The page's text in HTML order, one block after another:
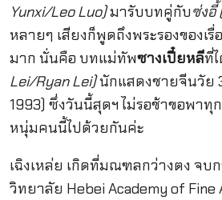
Yunxi/Leo Luo)มารับบทคู่กับซ่งอี้
หลายๆ เสียงก็พูดถึงพระรองของเรื่
มาก นั่นคือ บทแม่ทัพซางเปี๋ยหลีที่
Lei/Ryan Lei)นักแสดงชายจีนวัย
1993) ซึ่งวันนี้สุดฯ ไม่รอช้าขอพา
หนุ่มคนนี้ไปด้วยกันค่ะ
เฉิงเหล่ย เกิดที่มณฑลกว่างตง จบ
วิทยาลัย Hebei Academy of Fine